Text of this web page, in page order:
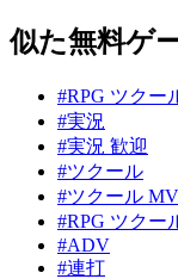
似た無料ゲ
#RPG ツクー
#実況
#実況 歓迎
#ツクール
#ツクール MV
#RPG ツクー
#ADV
#連打